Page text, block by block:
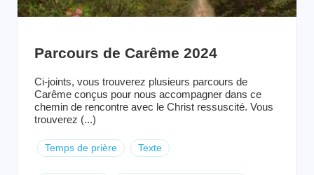
Parcours de Carême 2024
Ci-joints, vous trouverez plusieurs parcours de
Carême conçus pour nous accompagner dans ce
chemin de rencontre avec le Christ ressuscité. Vous
trouverez (...)
Temps de prière Texte